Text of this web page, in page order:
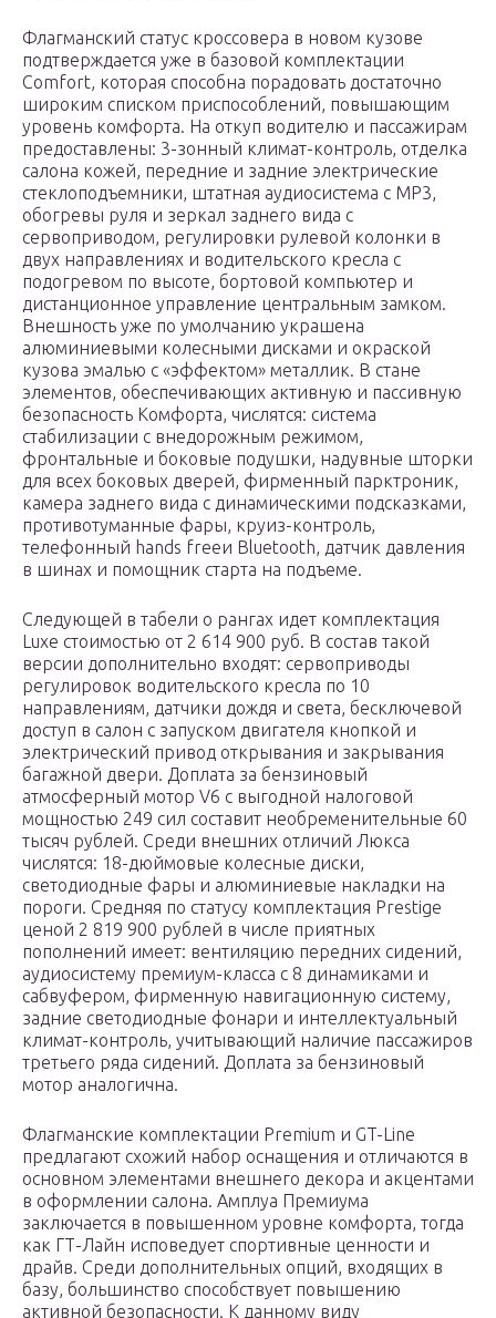
Флагманский статус кроссовера в новом кузове
подтверждается уже в базовой комплектации
Comfort, которая способна порадовать достаточно
широким списком приспособлений, повышающим
уровень комфорта. На откуп водителю и пассажирам
предоставлены: 3-зонный климат-контроль, отделка
салона кожей, передние и задние электрические
стеклоподъемники, штатная аудиосистема с MP3,
обогревы руля и зеркал заднего вида с
сервоприводом, регулировки рулевой колонки в
двух направлениях и водительского кресла с
подогревом по высоте, бортовой компьютер и
дистанционное управление центральным замком.
Внешность уже по умолчанию украшена
алюминиевыми колесными дисками и окраской
кузова эмалью с «эффектом» металлик. В стане
элементов, обеспечивающих активную и пассивную
безопасность Комфорта, числятся: система
стабилизации с внедорожным режимом,
фронтальные и боковые подушки, надувные шторки
для всех боковых дверей, фирменный парктроник,
камера заднего вида с динамическими подсказками,
противотуманные фары, круиз-контроль,
телефонный hands freeи Bluetooth, датчик давления
в шинах и помощник старта на подъеме.
Следующей в табели о рангах идет комплектация
Luxe стоимостью от 2 614 900 руб. В состав такой
версии дополнительно входят: сервоприводы
регулировок водительского кресла по 10
направлениям, датчики дождя и света, бесключевой
доступ в салон с запуском двигателя кнопкой и
электрический привод открывания и закрывания
багажной двери. Доплата за бензиновый
атмосферный мотор V6 с выгодной налоговой
мощностью 249 сил составит необременительные 60
тысяч рублей. Среди внешних отличий Люкса
числятся: 18-дюймовые колесные диски,
светодиодные фары и алюминиевые накладки на
пороги. Средняя по статусу комплектация Prestige
ценой 2 819 900 рублей в числе приятных
пополнений имеет: вентиляцию передних сидений,
аудиосистему премиум-класса с 8 динамиками и
сабвуфером, фирменную навигационную систему,
задние светодиодные фонари и интеллектуальный
климат-контроль, учитывающий наличие пассажиров
третьего ряда сидений. Доплата за бензиновый
мотор аналогична.
Флагманские комплектации Premium и GT-Line
предлагают схожий набор оснащения и отличаются в
основном элементами внешнего декора и акцентами
в оформлении салона. Амплуа Премиума
заключается в повышенном уровне комфорта, тогда
как ГТ-Лайн исповедует спортивные ценности и
драйв. Среди дополнительных опций, входящих в
базу, большинство способствует повышению
активной безопасности. К данному виду